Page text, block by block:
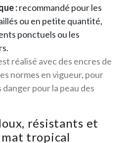
:recommandé pour les
ou en petite quantité,
ponctuels ou les
réalisé avec des encres de
normes en vigueur, pour
pour la peau des
résistants et
tropical